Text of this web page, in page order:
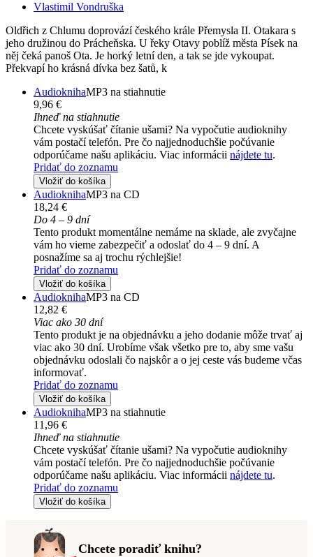
Vlastimil Vondruška
Oldřich z Chlumu doprovází českého krále Přemysla II. Otakara s
jeho družinou do Prácheňska. U řeky Otavy poblíž města Písek na
něj čeká panoš Ota. Je horký letní den, a tak se jde vykoupat.
Překvapí ho krásná dívka bez šatů, k
AudioknihaMP3 na stiahnutie
9,96 €
Ihneď na stiahnutie
Chcete vyskúšať čítanie ušami? Na vypočutie audioknihy
vám postačí telefón. Pre čo najjednoduchšie počúvanie
odporúčame našu aplikáciu. Viac informácii nájdete tu.
Pridať do zoznamu
Vložiť do košíka
AudioknihaMP3 na CD
18,24 €
Do 4 – 9 dní
Tento produkt momentálne nemáme na sklade, ale zvyčajne
vám ho vieme zabezpečiť a odoslať do 4 – 9 dní. A
posnažíme sa aj trochu rýchlejšie!
Pridať do zoznamu
Vložiť do košíka
AudioknihaMP3 na CD
12,82 €
Viac ako 30 dní
Tento produkt je na objednávku a jeho dodanie môže trvať aj
viac ako 30 dní. Urobíme však všetko pre to, aby sme vašu
objednávku odoslali čo najskôr a o jej ceste vás budeme včas
informovať.
Pridať do zoznamu
Vložiť do košíka
AudioknihaMP3 na stiahnutie
11,96 €
Ihneď na stiahnutie
Chcete vyskúšať čítanie ušami? Na vypočutie audioknihy
vám postačí telefón. Pre čo najjednoduchšie počúvanie
odporúčame našu aplikáciu. Viac informácii nájdete tu.
Pridať do zoznamu
Vložiť do košíka
Chcete poradiť knihu?